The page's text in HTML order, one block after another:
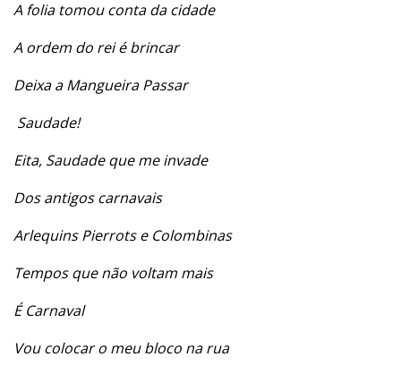
A folia tomou conta da cidade
A ordem do rei é brincar
Deixa a Mangueira Passar
Saudade!
Eita, Saudade que me invade
Dos antigos carnavais
Arlequins Pierrots e Colombinas
Tempos que não voltam mais
É Carnaval
Vou colocar o meu bloco na rua